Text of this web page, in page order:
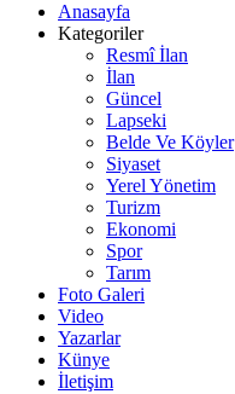
Anasayfa
Kategoriler
Resmî İlan
İlan
Güncel
Lapseki
Belde Ve Köyler
Siyaset
Yerel Yönetim
Turizm
Ekonomi
Spor
Tarım
Foto Galeri
Video
Yazarlar
Künye
İletişim